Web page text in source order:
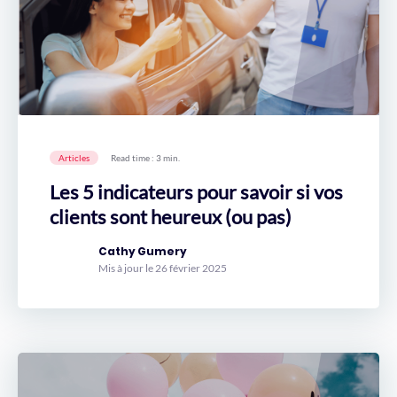
Articles Read time : 3 min.
Les 5 indicateurs pour savoir si vos
clients sont heureux (ou pas)
Cathy Gumery
Mis à jour le 26 février 2025